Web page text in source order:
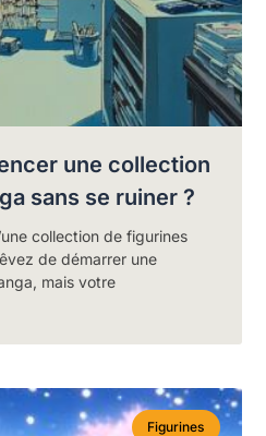
une collection
sans se ruiner ?
collection de figurines
de démarrer une
mais votre
Figurines